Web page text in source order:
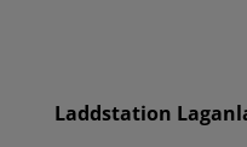
Laddstation